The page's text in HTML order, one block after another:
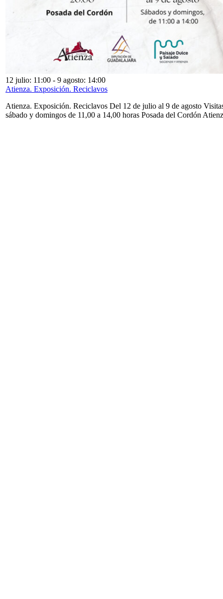
12 julio: 11:00 - 9 agosto: 14:00
Atienza. Exposición. Reciclavos
Atienza. Exposición. Reciclavos Del 12 de julio al 9 de agosto
sábado y domingos de 11,00 a 14,00 horas Posada del Cordón